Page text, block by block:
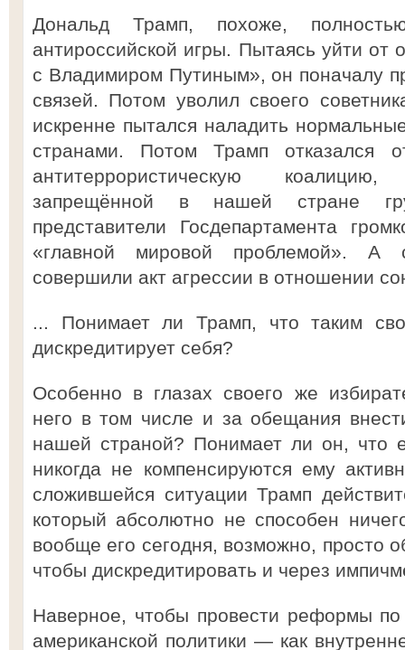
Дональд Трамп, похоже,
антироссийской игры. Пытаясь уйти от
с Владимиром Путиным», он поначалу
связей. Потом уволил своего
искренне пытался наладить
странами. Потом Трамп отказался
антитеррористическую
запрещённой в нашей стране
представители Госдепартамента
«главной мировой проблемой». А
совершили акт агрессии в отношении
... Понимает ли Трамп, что таким
дискредитирует себя?
Особенно в глазах своего же
него в том числе и за обещания
нашей страной? Понимает ли он, что
никогда не компенсируются ему
сложившейся ситуации Трамп
который абсолютно не способен
вообще его сегодня, возможно, просто
чтобы дискредитировать и через
Наверное, чтобы провести реформы
американской политики — как